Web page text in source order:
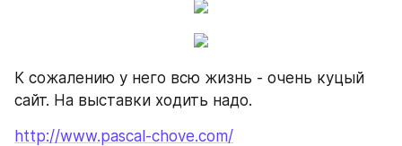
К сожалению у него всю жизнь - очень куцый
сайт. На выставки ходить надо.
http://www.pascal-chove.com/